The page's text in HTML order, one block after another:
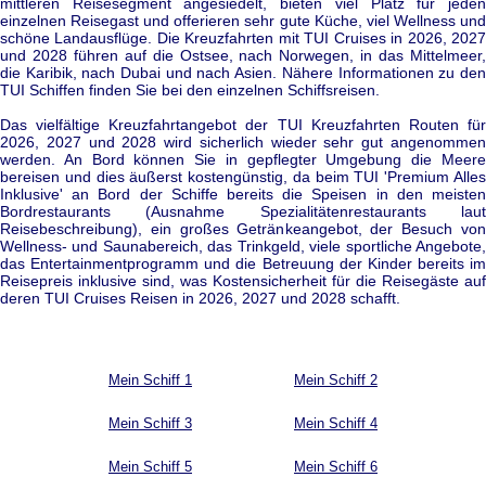
einzelnen Reisegast und offerieren sehr gute Küche, viel Wellness und
schöne Landausflüge. Die Kreuzfahrten mit TUI Cruises in 2026, 2027
und 2028 führen auf die Ostsee, nach Norwegen, in das Mittelmeer,
die Karibik, nach Dubai und nach Asien. Nähere Informationen zu den
TUI Schiffen finden Sie bei den einzelnen Schiffsreisen.
Das vielfältige Kreuzfahrtangebot der TUI Kreuzfahrten Routen für
2026, 2027 und 2028 wird sicherlich wieder sehr gut angenommen
werden. An Bord können Sie in gepflegter Umgebung die Meere
bereisen und dies äußerst kostengünstig, da beim TUI 'Premium Alles
Inklusive' an Bord der Schiffe bereits die Speisen in den meisten
Bordrestaurants (Ausnahme Spezialitätenrestaurants laut
Reisebeschreibung), ein großes Getränkeangebot, der Besuch von
Wellness- und Saunabereich, das Trinkgeld, viele sportliche Angebote,
das Entertainmentprogramm und die Betreuung der Kinder bereits im
Reisepreis inklusive sind, was Kostensicherheit für die Reisegäste auf
deren TUI Cruises Reisen in 2026, 2027 und 2028 schafft.
Mein Schiff 1 Mein Schiff 2
Mein Schiff 3 Mein Schiff 4
Mein Schiff 5 Mein Schiff 6